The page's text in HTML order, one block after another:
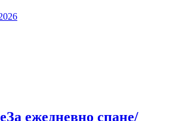
За ежедневно спане/